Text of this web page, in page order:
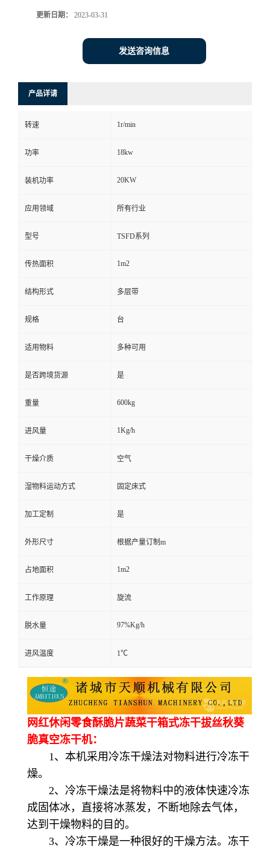
更新日期： 2023-03-31
发送咨询信息
产品详请
转速 1r/min
功率 18kw
装机功率 20KW
应用领域 所有行业
型号 TSFD系列
传热面积 1m2
结构形式 多层带
规格 台
适用物料 多种可用
是否跨境货源 是
重量 600kg
进风量 1Kg/h
干燥介质 空气
湿物料运动方式 固定床式
加工定制 是
外形尺寸 根据产量订制m
占地面积 1m2
工作原理 旋流
脱水量 97%Kg/h
进风温度 1℃
网红休闲零食酥脆片蔬菜干箱式冻干拔丝秋葵
脆真空冻干机：
1、本机采用冷冻干燥法对物料进行冷冻干
燥。
2、冷冻干燥法是将物料中的液体快速冷冻
成固体冰，直接将冰蒸发，不断地除去气体，
达到干燥物料的目的。
3、冷冻干燥是一种很好的干燥方法。冻干